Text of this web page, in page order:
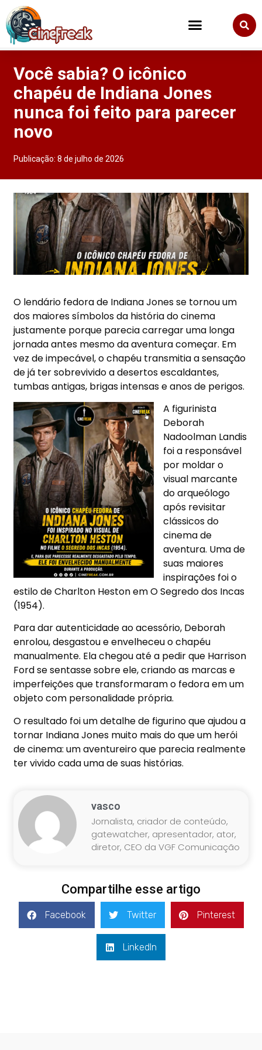
Você sabia? O icônico
chapéu de Indiana Jones
nunca foi feito para parecer
novo
Publicação:8 de julho de 2026
O lendário fedora de Indiana Jones se tornou um
dos maiores símbolos da história do cinema
justamente porque parecia carregar uma longa
jornada antes mesmo da aventura começar. Em
vez de impecável, o chapéu transmitia a sensação
de já ter sobrevivido a desertos escaldantes,
tumbas antigas, brigas intensas e anos de perigos.
A figurinista
Deborah
Nadoolman Landis
foi a responsável
por moldar o
visual marcante
do arqueólogo
após revisitar
clássicos do
cinema de
aventura. Uma de
suas maiores
inspirações foi o
estilo de Charlton Heston emO Segredo dos Incas
(1954).
Para dar autenticidade ao acessório, Deborah
enrolou, desgastou e envelheceu o chapéu
manualmente. Ela chegou até a pedir que Harrison
Ford se sentasse sobre ele, criando as marcas e
imperfeições que transformaram o fedora em um
objeto com personalidade própria.
O resultado foi um detalhe de figurino que ajudou a
tornar Indiana Jones muito mais do que um herói
de cinema: um aventureiro que parecia realmente
ter vivido cada uma de suas histórias.
vasco
Jornalista, criador de conteúdo,
gatewatcher, apresentador, ator,
diretor, CEO da VGF Comunicação
Compartilhe esse artigo
Facebook Twitter Pinterest
LinkedIn